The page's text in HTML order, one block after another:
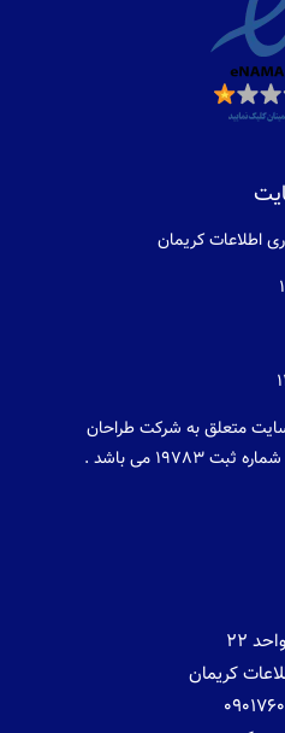
اطلاعات كريمان
متعلق به شرکت طراحان
19783 می باشد .
22
کریمان